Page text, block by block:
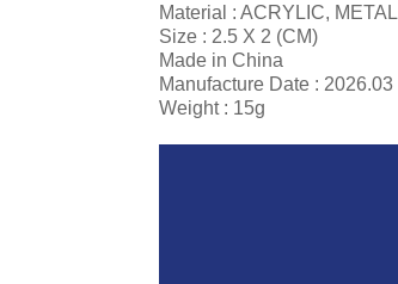
Material : ACRYLIC, METAL
Size : 2.5 X 2 (CM)
Made in China
Manufacture Date : 2026.03
Weight : 15g